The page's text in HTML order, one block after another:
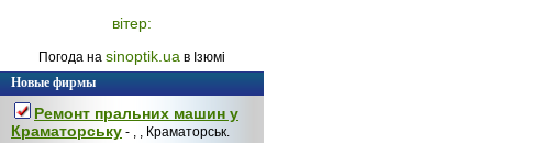
вітер:
Погода на sinoptik.ua в Ізюмі
Новые фирмы
Ремонт пральних машин у
Краматорську - , , Краматорськ.